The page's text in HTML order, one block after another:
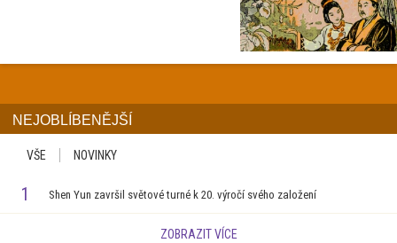
NEJOBLÍBENĚJŠÍ
VŠE NOVINKY
1 Shen Yun završil světové turné k 20. výročí svého založení
ZOBRAZIT VÍCE